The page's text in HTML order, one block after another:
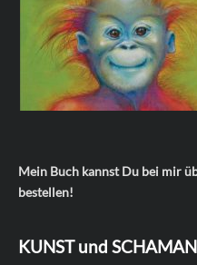
Mein Buch kannst Du bei mir
bestellen!
KUNST und